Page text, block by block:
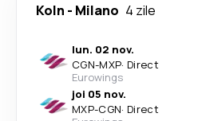
Koln - Milano 4 zile
lun. 02 nov.
CGN-MXP· Direct
Eurowings
joi 05 nov.
MXP-CGN· Direct